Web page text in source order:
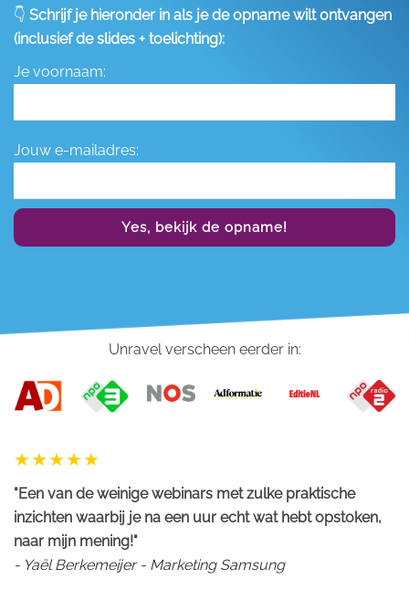
👇 Schrijf je hieronder in als je de opname wilt ontvangen
(inclusief de slides + toelichting):
Je voornaam:
Jouw e-mailadres:
Yes, bekijk de opname!
Unravel verscheen eerder in:
"Een van de weinige webinars met zulke praktische
inzichten waarbij je na een uur echt wat hebt opstoken,
naar mijn mening!"
- Yaël Berkemeijer - Marketing Samsung